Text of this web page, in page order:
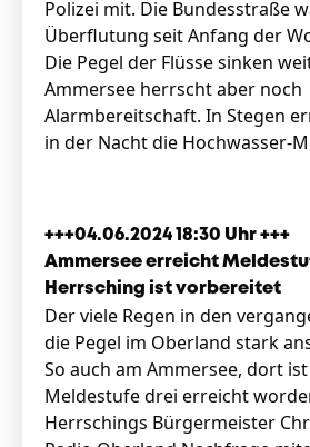
Polizei mit. Die Bundesstraße
Überflutung seit Anfang der
Die Pegel der Flüsse sinken
Ammersee herrscht aber noch
Alarmbereitschaft. In Stegen
in der Nacht die Hochwasser-
+++04.06.2024 18:30 Uhr +++
Ammersee erreicht
Herrsching ist vorbereitet
Der viele Regen in den
die Pegel im Oberland stark
So auch am Ammersee, dort
Meldestufe drei erreicht
Herrschings Bürgermeister